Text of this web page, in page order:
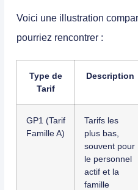
Voici une illustration
pourriez rencontrer :
Type de
Tarif
Description
GP1 (Tarif
Famille A)
Tarifs les
plus bas,
souvent pour
le personnel
actif et la
famille